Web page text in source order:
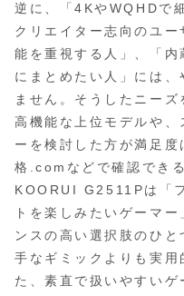
逆に、「4KやWQHDで
クリエイター志向のユ
能を重視する人」、「
にまとめたい人」には
ません。そうしたニーズ
高機能な上位モデルや、
ーを検討した方が満足
格.comなどで確認でき
KOORUI G2511Pは「
トを楽しみたいゲーマ
ンスの高い選択肢のひ
手なギミックよりも実用
た、素直で扱いやすい